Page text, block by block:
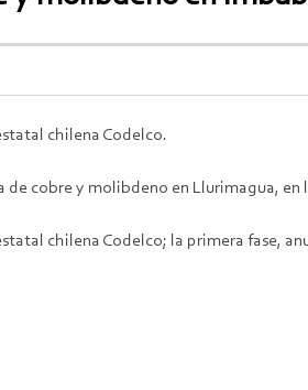
chilena Codelco.
cobre y molibdeno en Llurimagua,
chilena Codelco; la primera fase,